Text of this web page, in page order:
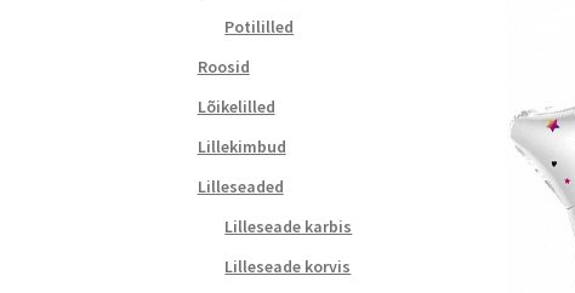
Potililled
Roosid
Lõikelilled
Lillekimbud
Lilleseaded
Lilleseade karbis
Lilleseade korvis